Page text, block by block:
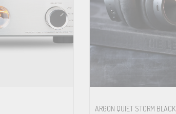
ARGON QUIET STORM BLACK